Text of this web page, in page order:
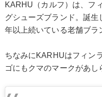
KARHU（カルフ）は、フ
グシューズブランド。誕
年以上続いている老舗ブラ
ちなみにKARHUはフィン
ゴにもクマのマークがあし